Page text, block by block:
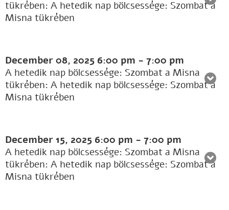
tükrében: A hetedik nap bölcsessége: Szombat a
Misna tükrében
December 08, 2025 6:00 pm - 7:00 pm
A hetedik nap bölcsessége: Szombat a Misna
tükrében: A hetedik nap bölcsessége: Szombat a
Misna tükrében
December 15, 2025 6:00 pm - 7:00 pm
A hetedik nap bölcsessége: Szombat a Misna
tükrében: A hetedik nap bölcsessége: Szombat a
Misna tükrében